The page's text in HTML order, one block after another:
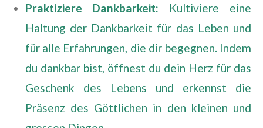
Praktiziere Dankbarkeit: Kultiviere eine
Haltung der Dankbarkeit für das Leben und
für alle Erfahrungen, die dir begegnen. Indem
du dankbar bist, öffnest du dein Herz für das
Geschenk des Lebens und erkennst die
Präsenz des Göttlichen in den kleinen und